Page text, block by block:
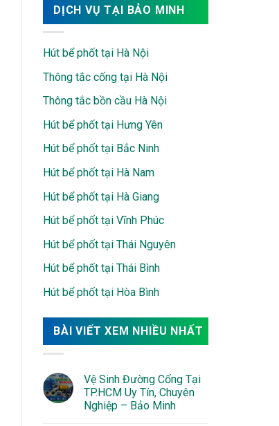
DỊCH VỤ TẠI BẢO MINH
Hút bể phốt tại Hà Nội
Thông tắc cống tại Hà Nội
Thông tắc bồn cầu Hà Nội
Hút bể phốt tại Hưng Yên
Hút bể phốt tại Bắc Ninh
Hút bể phốt tại Hà Nam
Hút bể phốt tại Hà Giang
Hút bể phốt tại Vĩnh Phúc
Hút bể phốt tại Thái Nguyên
Hút bể phốt tại Thái Bình
Hút bể phốt tại Hòa Bình
BÀI VIẾT XEM NHIỀU NHẤT
Vệ Sinh Đường Cống Tại
TP.HCM Uy Tín, Chuyên
Nghiệp – Bảo Minh